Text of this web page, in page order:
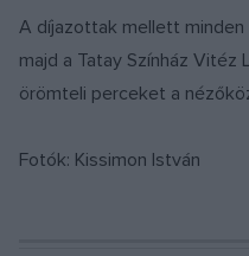
A díjazottak mellett
majd a Tatay Színház
örömteli perceket a
Fotók: Kissimon István